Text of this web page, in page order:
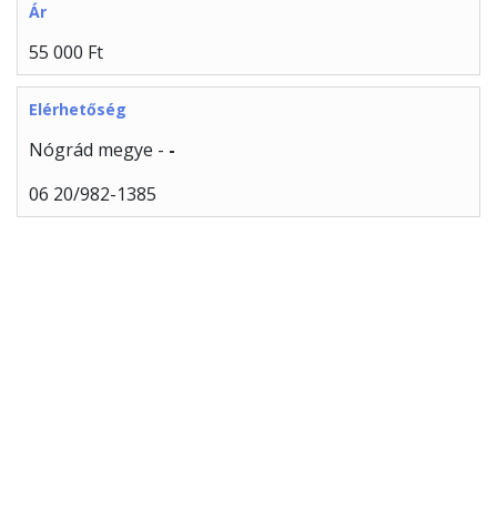
Ár
55 000 Ft
Elérhetőség
Nógrád megye - -
06 20/982-1385